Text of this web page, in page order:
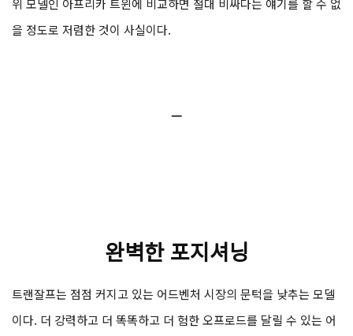
을 정도로 저렴한 것이 사실이다.
ㅡ
완벽한 포지셔닝
트랜잘프는 점점 커지고 있는 어드벤처 시장의 문턱을 낮추는 모델
이다. 더 강력하고 더 똑똑하고 더 험한 오프로드를 달릴 수 있는 어